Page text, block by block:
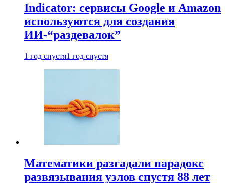
Indicator: сервисы Google и Amazon
используются для создания
ИИ-“раздевалок”
1 год спустя1 год спустя
Математики разгадали парадокс
развязывания узлов спустя 88 лет